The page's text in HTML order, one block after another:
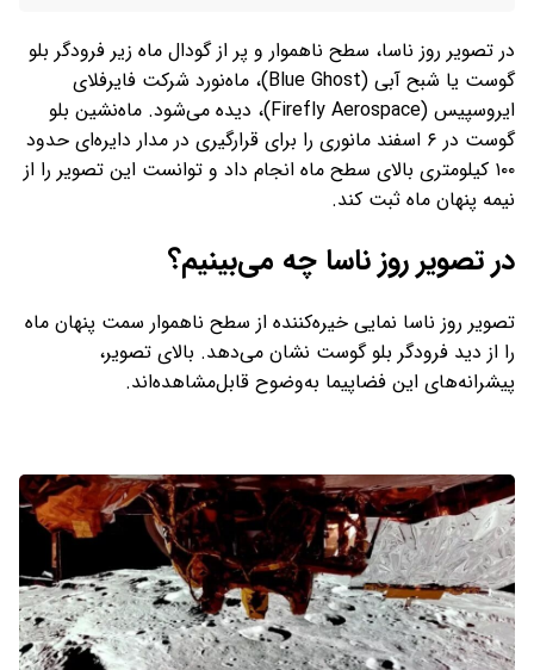
در تصویر روز ناسا، سطح ناهموار و پر از گودال ماه زیر فرودگر بلو
گوست یا شبح آبی (Blue Ghost)، ماه‌نورد شرکت فایرفلای
ایروسپیس (Firefly Aerospace)، دیده می‌شود. ماه‌نشین بلو
گوست در ۶ اسفند مانوری را برای قرارگیری در مدار دایره‌ای حدود
۱۰۰ کیلومتری بالای سطح ماه انجام داد و توانست این تصویر را از
نیمه پنهان ماه ثبت کند.
در تصویر روز ناسا چه می‌بینیم؟
تصویر روز ناسا نمایی خیره‌کننده از سطح ناهموار سمت پنهان ماه
را از دید فرودگر بلو گوست نشان می‌دهد. بالای تصویر،
پیشرانه‌های این فضاپیما به‌وضوح قابل‌مشاهده‌اند.